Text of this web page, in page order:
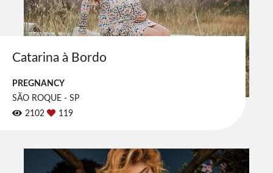
Catarina à Bordo
PREGNANCY
SÃO ROQUE - SP
2102
119